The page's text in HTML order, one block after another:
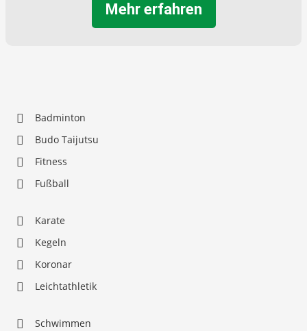
Mehr erfahren
Badminton
Budo Taijutsu
Fitness
Fußball
Karate
Kegeln
Koronar
Leichtathletik
Schwimmen